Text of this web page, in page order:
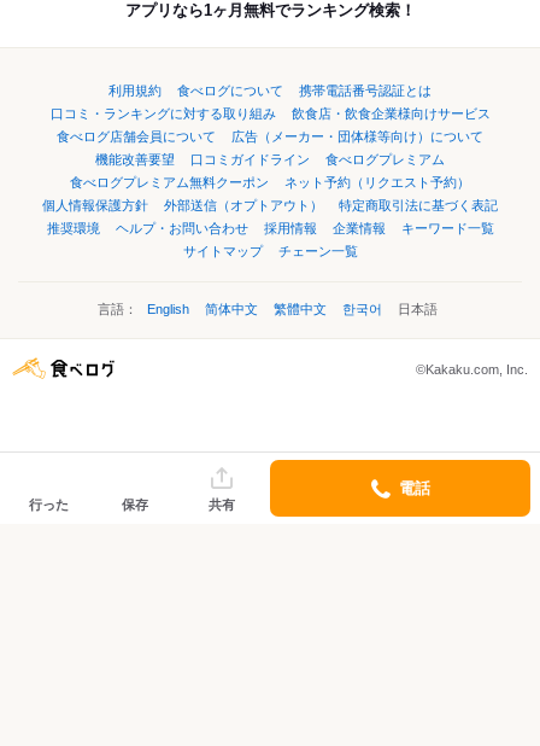
アプリなら1ヶ月無料でランキング検索！
利用規約 食べログについて
携帯電話番号認証とは
口コミ・ランキングに対する取り組み
飲食店・飲食企業様向けサービス
食べログ店舗会員について
広告（メーカー・団体様等向け）について
機能改善要望
口コミガイドライン
食べログプレミアム
食べログプレミアム無料クーポン
ネット予約（リクエスト予約）
個人情報保護方針
外部送信（オプトアウト）
特定商取引法に基づく表記
推奨環境
ヘルプ・お問い合わせ 採用情報 企業情報
キーワード一覧
サイトマップ
チェーン一覧
言語： English 简体中文 繁體中文 한국어 日本語
©Kakaku.com, Inc.
行った 保存 共有
電話